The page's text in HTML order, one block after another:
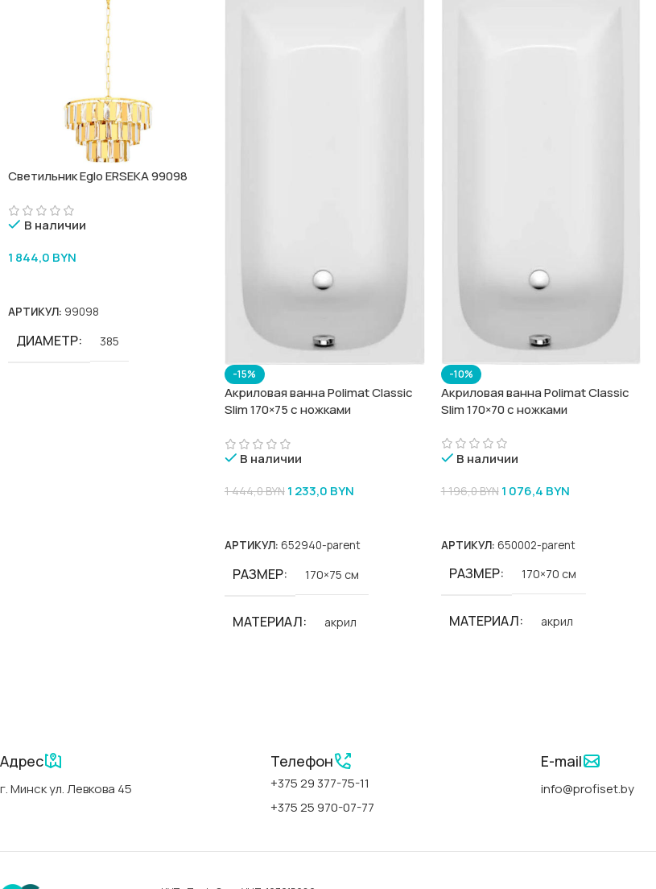
Светильник Eglo ERSEKA 99098
В наличии
1 844,0 BYN
АРТИКУЛ: 99098
ДИАМЕТР 385
-15%
Акриловая ванна Polimat Classic
Slim 170×75 с ножками
В наличии
1 444,0BYN 1 233,0 BYN
АРТИКУЛ: 652940-parent
РАЗМЕР 170×75 см
МАТЕРИАЛ акрил
АРТИКУЛ 00300
СТРАНА Польша
-10%
Акриловая ванна Polimat Classic
Slim 170×70 с ножками
В наличии
1 196,0BYN 1 076,4 BYN
АРТИКУЛ: 650002-parent
РАЗМЕР 170×70 см
МАТЕРИАЛ акрил
00291
Адрес
г. Минск ул. Левкова 45
Телефон
+375 29 377-75-11
+375 25 970-07-77
E-mail
info@profiset.by